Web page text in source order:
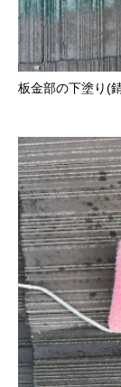
板金部の下塗り(